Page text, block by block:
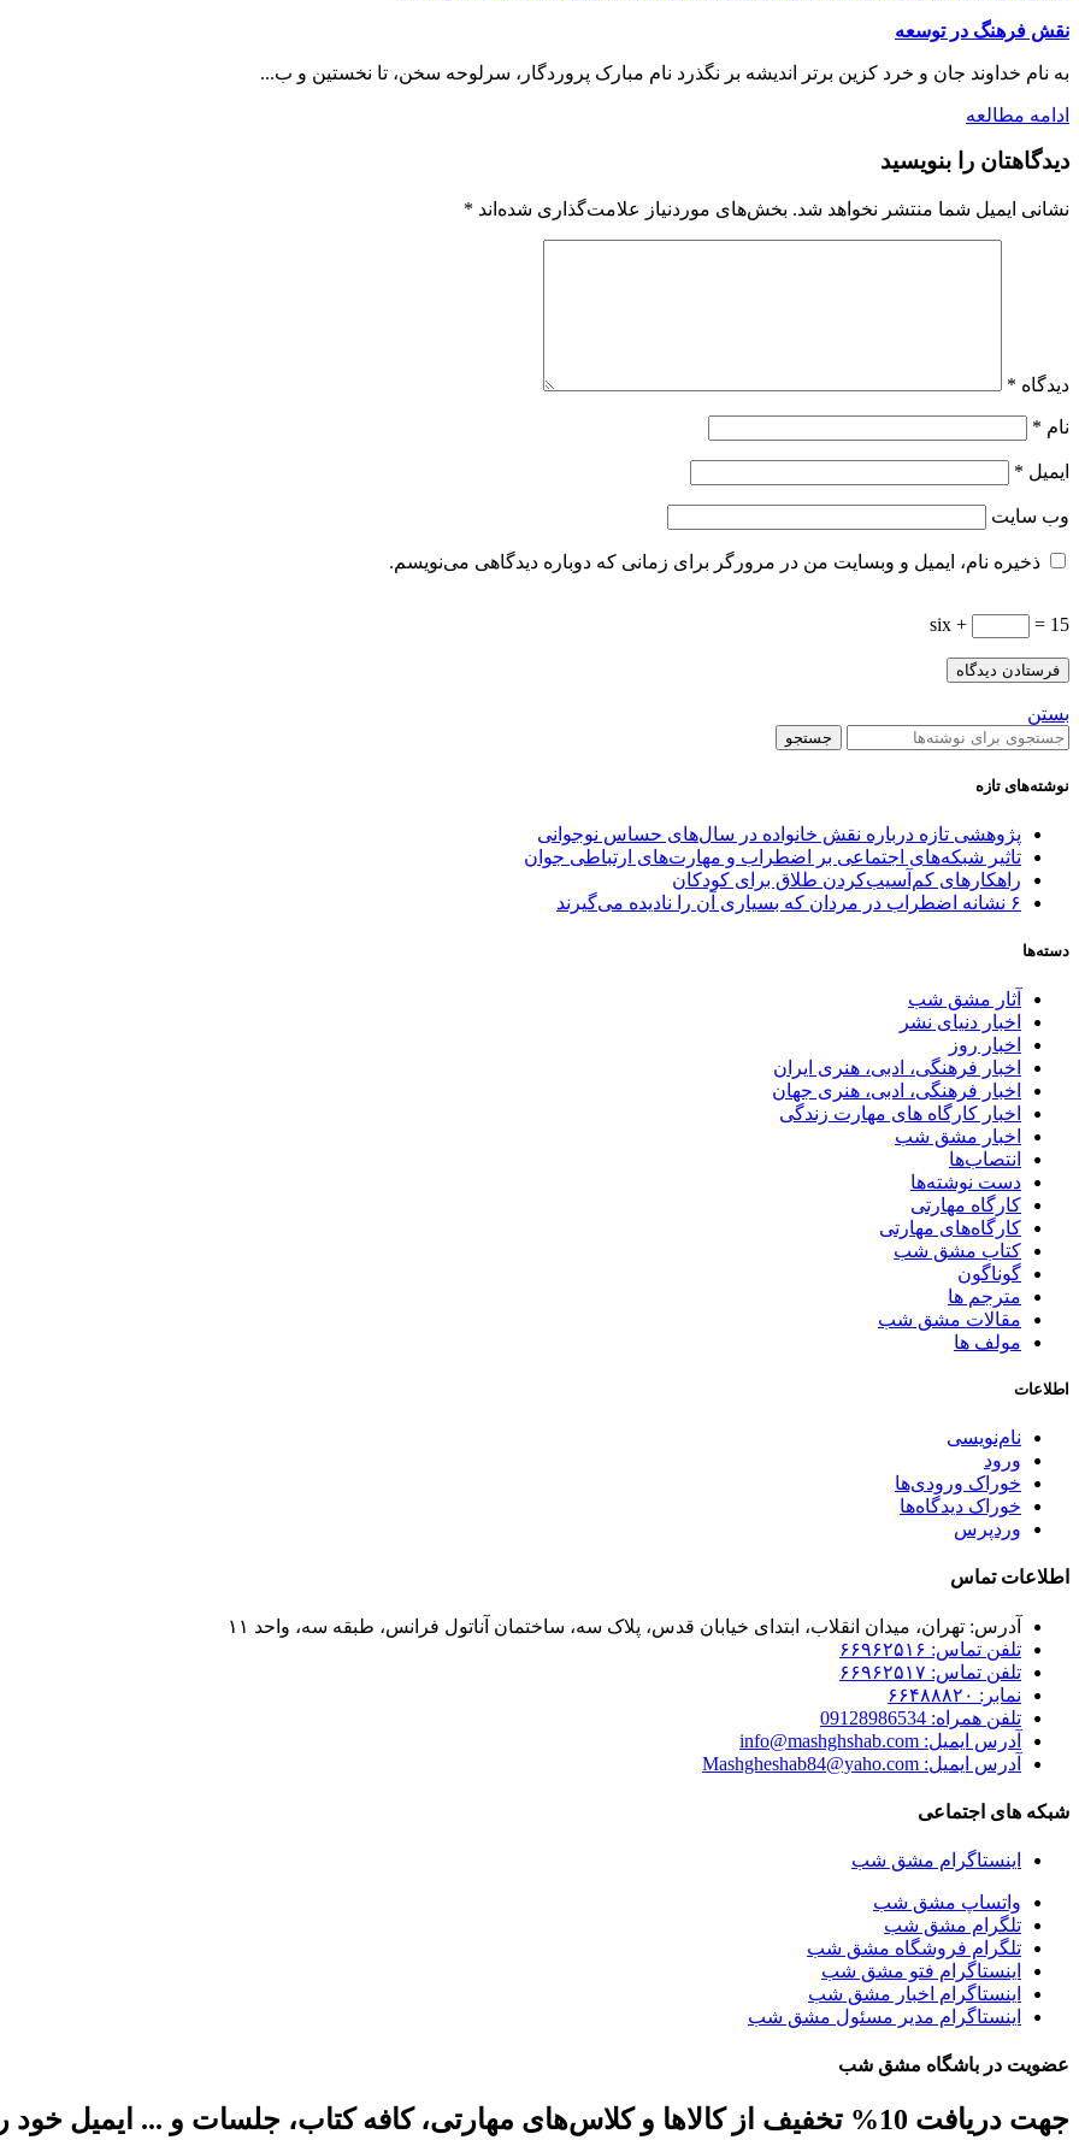
نقش فرهنگ در توسعه
به نام خداوند جان و خرد کزین برتر اندیشه بر نگذرد نام مبارک پروردگار، سرلوحه سخن، تا نخستین و ب...
ادامه مطالعه
دیدگاهتان را بنویسید
نشانی ایمیل شما منتشر نخواهد شد. بخش‌های موردنیاز علامت‌گذاری شده‌اند *
دیدگاه *
نام *
ایمیل *
وب‌ سایت
ذخیره نام، ایمیل و وبسایت من در مرورگر برای زمانی که دوباره دیدگاهی می‌نویسم.
six + = 15
بستن
جستجو
نوشته‌های تازه
پژوهشی تازه درباره نقش خانواده در سال‌های حساس نوجوانی
تاثیر شبکه‌های اجتماعی بر اضطراب و مهارت‌های ارتباطی جوان
راهکارهای کم‌آسیب‌کردن طلاق برای کودکان
۶ نشانه اضطراب در مردان که بسیاری آن را نادیده می‌گیرند
دسته‌ها
آثار مشق شب
اخبار دنیای نشر
اخبار روز
اخبار فرهنگی، ادبی، هنری ایران
اخبار فرهنگی، ادبی، هنری جهان
اخبار کارگاه های مهارت زندگی
اخبار مشق شب
انتصاب‌ها
دست نوشته‌ها
کارگاه مهارتی
کارگاه‌های مهارتی
کتاب مشق شب
گوناگون
مترجم ها
مقالات مشق شب
مولف ها
اطلاعات
نام‌نویسی
ورود
خوراک ورودی‌ها
خوراک دیدگاه‌ها
وردپرس
اطلاعات تماس
آدرس: تهران، میدان انقلاب، ابتدای خیابان قدس، پلاک سه، ساختمان آناتول فرانس، طبقه سه، واحد ۱۱
تلفن تماس: ۶۶۹۶۲۵۱۶
تلفن تماس: ۶۶۹۶۲۵۱۷
نمابر: ۶۶۴۸۸۸۲۰
تلفن همراه: 09128986534
آدرس ایمیل: info@mashghshab.com
آدرس ایمیل: Mashgheshab84@yaho.com
شبکه های اجتماعی
اینستاگرام مشق شب
واتساپ مشق شب
تلگرام مشق شب
تلگرام فروشگاه مشق شب
اینستاگرام فتو مشق شب
اینستاگرام اخبار مشق شب
اینستاگرام مدیر مسئول مشق شب
عضویت در باشگاه مشق شب
جهت دریافت 10% تخفیف از کالاها و کلاس‌های مهارتی، کافه کتاب، جلسات و ... ایمیل خود را ارسال نمایید